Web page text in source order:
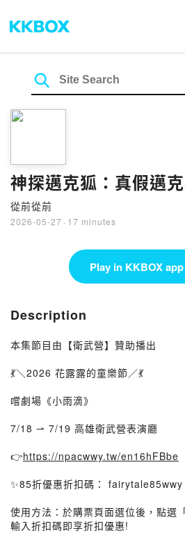
神探邁克狐：真假邁
從前從前
2026-05-27 · 17 minutes
Play in KKBOX
Description
本集節目由【衛武營】贊助播出
💃＼2026 花露露的童樂節／💃
嚐劇場《小雨滴》
7/18 ⇀ 7/19 高雄衛武營表演廳
👉https://npacwwy.tw/en16hFBbe
✨85折優惠折扣碼： fairytale85wwy
使用方法：於購票頁面選位後，點選
輸入折扣碼即享折扣優惠!